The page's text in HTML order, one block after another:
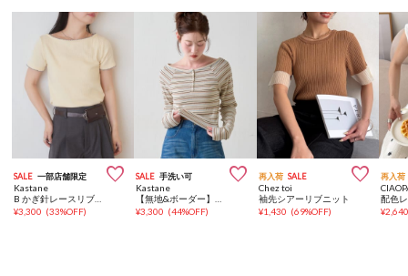
SALE 一部店舗限定 
Kastane
¥3,300 (33%OFF)
SALE 手洗い可 
Kastane
¥3,300 (44%OFF)
再入荷 SALE 
Chez toi
袖先シアーリブニット
¥1,430 (69%OFF)
再入荷
¥